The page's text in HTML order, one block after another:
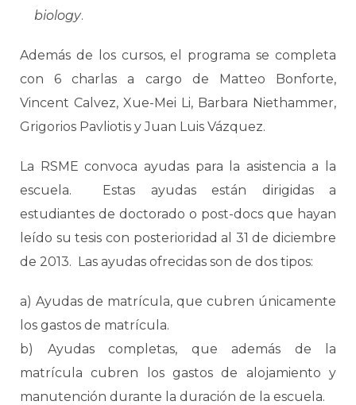
biology.
Además de los cursos, el programa se completa
con 6 charlas a cargo de Matteo Bonforte,
Vincent Calvez, Xue-Mei Li, Barbara Niethammer,
Grigorios Pavliotis y Juan Luis Vázquez.
La RSME convoca ayudas para la asistencia a la
escuela. Estas ayudas están dirigidas a
estudiantes de doctorado o post-docs que hayan
leído su tesis con posterioridad al 31 de diciembre
de 2013. Las ayudas ofrecidas son de dos tipos:
a) Ayudas de matrícula, que cubren únicamente
los gastos de matrícula.
b) Ayudas completas, que además de la
matrícula cubren los gastos de alojamiento y
manutención durante la duración de la escuela.